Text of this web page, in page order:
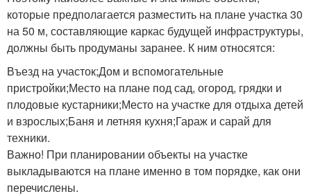
которые предполагается разместить на плане участка 30
на 50 м, составляющие каркас будущей инфраструктуры,
должны быть продуманы заранее. К ним относятся:
Въезд на участок;Дом и вспомогательные
пристройки;Место на плане под сад, огород, грядки и
плодовые кустарники;Место на участке для отдыха детей
и взрослых;Баня и летняя кухня;Гараж и сарай для
техники.
Важно! При планировании объекты на участке
выкладываются на плане именно в том порядке, как они
перечислены.